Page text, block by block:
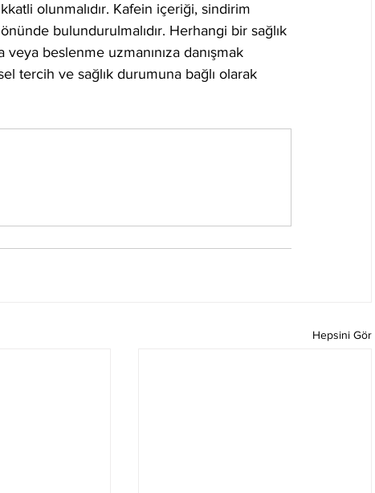
olunmalıdır. Kafein içeriği, sindirim
bulundurulmalıdır. Herhangi bir sağlık
beslenme uzmanınıza danışmak
tercih ve sağlık durumuna bağlı olarak
Hepsini Gör